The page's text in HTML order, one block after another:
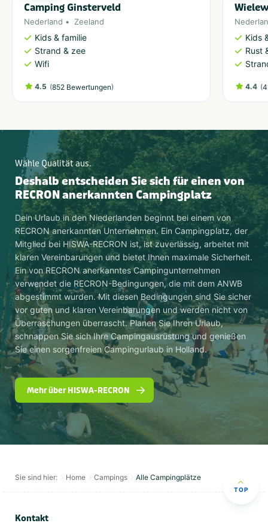
Camping Ginsterveld
Nederland Zeeland
Kids & familie
Strand & zee
Wifi
4.5 (852 Bewertungen)
Kids
Rust
4.4 (
Wähle Qualität aus.
Deshalb entscheiden Sie sich für einen von
RECRON anerkannten Campingplatz
Dein Urlaub in den Niederlanden beginnt bei einem von
RECRON anerkannten Unternehmen. Ein Campingplatz, der
Mitglied bei HISWA-RECRON ist, ist zuverlässig, arbeitet mit
klaren Vereinbarungen und bietet Ihnen maximale Sicherheit.
Ein von RECRON anerkanntes Campingunternehmen
verwendet die RECRON-Bedingungen, die mit dem ANWB
abgestimmt wurden. Mit diesen Bedingungen sind Sie sicher
vor guten und klaren Vereinbarungen und werden nicht von
Überraschungen überrascht. Planen Sie Ihren Urlaub,
schnappen Sie sich Ihre Campingausrüstung und genießen
Sie einen sorgenfreien Campingurlaub in Holland.
Mehr über HISWA-RECRON
Sie sind hier: Home Campings Alle Campingplätze
TOP
Kontakt